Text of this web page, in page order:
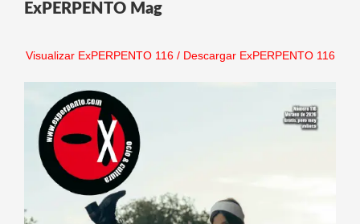
ExPERPENTO Mag
Visualizar ExPERPENTO 116/ Descargar ExPERPENTO 116